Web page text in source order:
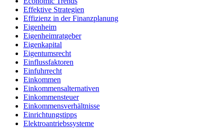
Effektive Strategien
Effizienz in der Finanzplanung
Eigenheim
Eigenheimratgeber
Eigenkapital
Eigentumsrecht
Einflussfaktoren
Einfuhrrecht
Einkommen
Einkommensalternativen
Einkommensteuer
Einkommensverhältnisse
Einrichtungstipps
Elektroantriebssysteme